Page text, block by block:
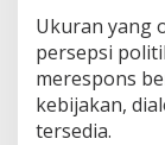
Ukuran yang
persepsi
merespons
kebijakan,
tersedia.